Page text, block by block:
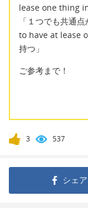
lease one thing
「１つでも共通
to have at lease
持つ」
ご参考まで！
3 537
シェア